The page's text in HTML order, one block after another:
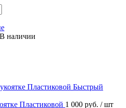
В наличии
Быстрый
Пластиковой 1 000 руб. / шт